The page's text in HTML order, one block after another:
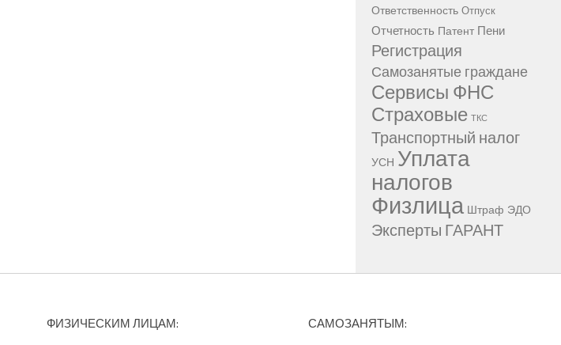
Ответственность Отпуск
Отчетность Патент Пени
Регистрация
Самозанятые граждане
Сервисы ФНС
Страховые ТКС
Транспортный налог
УСН Уплата
налогов
Физлица Штраф ЭДО
Эксперты ГАРАНТ
ФИЗИЧЕСКИМ ЛИЦАМ: САМОЗАНЯТЫМ: